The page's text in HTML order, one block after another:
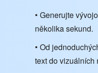
• Generujte
několika sekund.
• Od
text do vizuálních